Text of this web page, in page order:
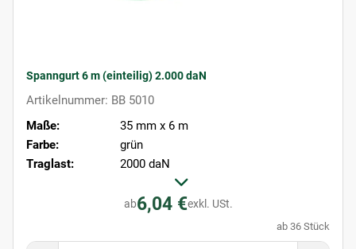
Spanngurt 6 m (einteilig) 2.000 daN
Artikelnummer: BB 5010
Maße:
35 mm x 6 m
Farbe:
grün
Traglast:
2000 daN
ab6,04 €exkl. USt.
ab 36 Stück